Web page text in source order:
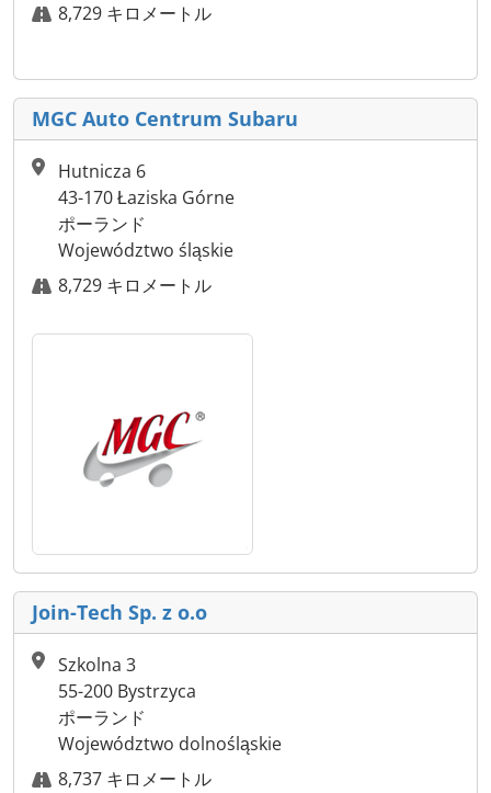
8,729 キロメートル
MGC Auto Centrum Subaru
Hutnicza 6
43-170 Łaziska Górne
ポーランド
Województwo śląskie
8,729 キロメートル
Join-Tech Sp. z o.o
Szkolna 3
55-200 Bystrzyca
ポーランド
Województwo dolnośląskie
8,737 キロメートル